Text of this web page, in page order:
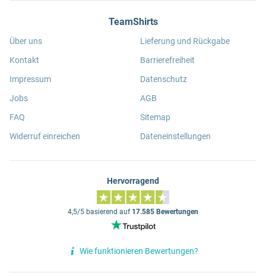
TeamShirts
Über uns
Kontakt
Impressum
Jobs
FAQ
Widerruf einreichen
Lieferung und Rückgabe
Barrierefreiheit
Datenschutz
AGB
Sitemap
Dateneinstellungen
Hervorragend
4,5/5 basierend auf 17.585 Bewertungen
Wie funktionieren Bewertungen?